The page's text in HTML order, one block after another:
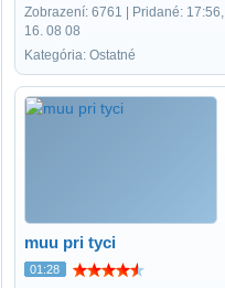
Zobrazení: 6761 | Pridané: 17:56,
16. 08 08
Kategória: Ostatné
muu pri tyci
01:28